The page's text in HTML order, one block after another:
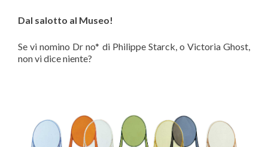
Dal salotto al Museo!
Se vi nomino Dr no* di Philippe Starck, o Victoria Ghost,
non vi dice niente?